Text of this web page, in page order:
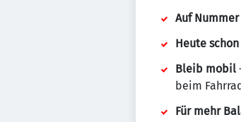
Auf
Heute
Bleib mobil
beim
Für mehr